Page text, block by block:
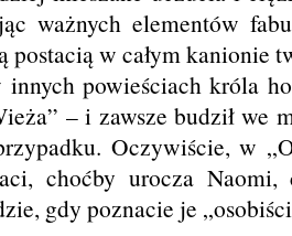
ważnych elementów
postacią w całym kanionie
powieściach króla
– i zawsze budził we
Oczywiście, w
choćby urocza
gdy poznacie je